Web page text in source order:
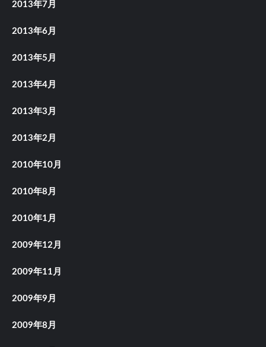
2013年7月
2013年6月
2013年5月
2013年4月
2013年3月
2013年2月
2010年10月
2010年8月
2010年1月
2009年12月
2009年11月
2009年9月
2009年8月